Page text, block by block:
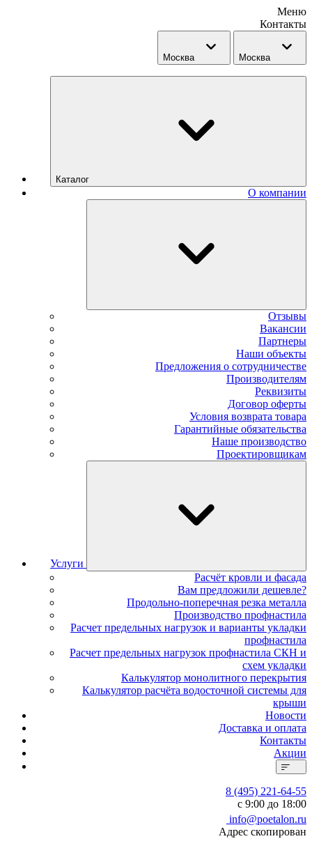
Меню
Контакты
Москва Москва
Каталог
О компании
Отзывы
Вакансии
Партнеры
Наши объекты
Предложения о сотрудничестве
Производителям
Реквизиты
Договор оферты
Условия возврата товара
Гарантийные обязательства
Наше производство
Проектировщикам
Услуги
Расчёт кровли и фасада
Вам предложили дешевле?
Продольно-поперечная резка металла
Производство профнастила
Расчет предельных нагрузок и варианты укладки
профнастила
Расчет предельных нагрузок профнастила СКН и
схем укладки
Калькулятор монолитного перекрытия
Калькулятор расчёта водосточной системы для
крыши
Новости
Доставка и оплата
Контакты
Акции
8 (495) 221-64-55
с 9:00 до 18:00
info@poetalon.ru
Адрес скопирован